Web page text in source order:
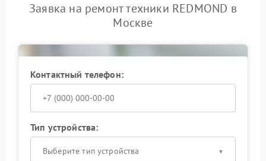
Заявка на ремонт техники REDMOND в
Москве
Контактный телефон:
Тип устройства:
Выберите тип устройства